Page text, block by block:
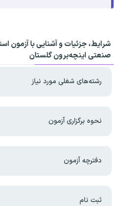
شرایط، جزئیات و آشنایی با آزمون
صنعتی اینچه‌برون گلستان
رشته‌های شغلی مورد نیاز
نحوه برگزاری آزمون
دفترچه آزمون
ثبت نام